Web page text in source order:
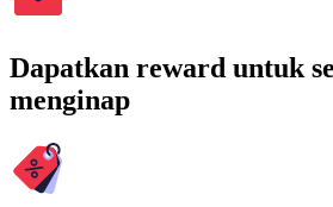
Dapatkan reward untuk
menginap